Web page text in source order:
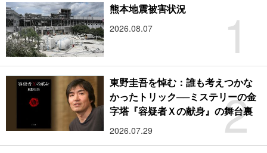
1
熊本地震被害状況
2026.08.07
2
東野圭吾を悼む：誰も考えつかな
かったトリック──ミステリーの金
字塔『容疑者Ｘの献身』の舞台裏
2026.07.29